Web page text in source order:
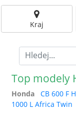
Kraj
Top modely
Honda CB 600 F
1000 L Africa Twin